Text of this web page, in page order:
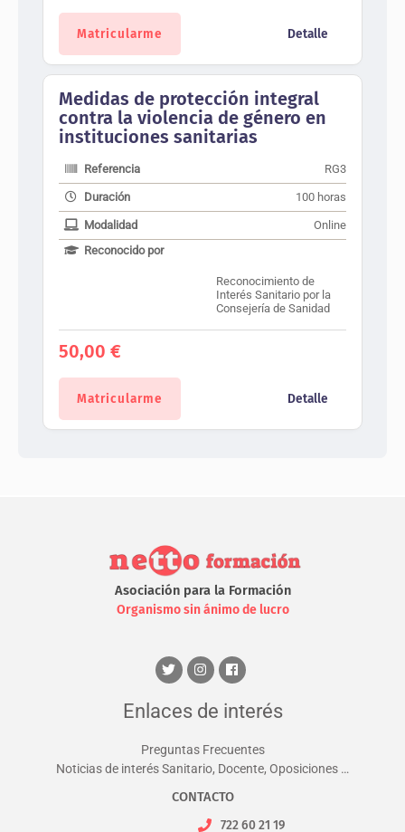
Matricularme Detalle
Medidas de protección integral
contra la violencia de género en
instituciones sanitarias
Referencia RG3
Duración 100 horas
Modalidad
Online
Reconocido por
Reconocimiento de
Interés Sanitario por la
Consejería de Sanidad
50,00 €
Matricularme Detalle
Asociación para la Formación
Organismo sin ánimo de lucro
Enlaces de interés
Preguntas Frecuentes
Noticias de interés Sanitario, Docente, Oposiciones …
CONTACTO
722 60 21 19